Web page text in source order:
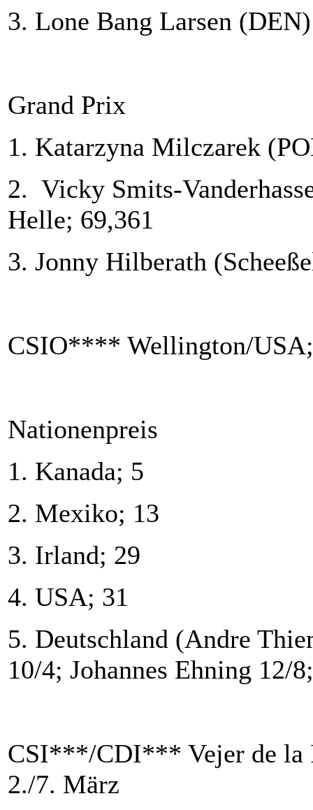
3. Lone Bang Larsen
Grand Prix
1. Katarzyna Milczarek
2. Vicky Smits-
Helle; 69,361
3. Jonny Hilberath
CSIO**** Wellington/
Nationenpreis
1. Kanada; 5
2. Mexiko; 13
3. Irland; 29
4. USA; 31
5. Deutschland (Andre
10/4; Johannes Ehning 12/
CSI***/CDI*** Vejer de la
2./7. März